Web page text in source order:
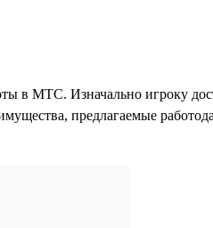
в МТС. Изначально игроку
предлагаемые